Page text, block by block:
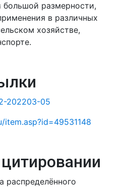
размерности,
в различных
хозяйстве,
202203-05
item.asp?id=49531148
распределённого